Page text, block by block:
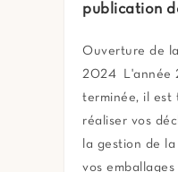
publication
Ouverture de
2024 L'année
terminée, il est
réaliser vos
la gestion de
vos emballages